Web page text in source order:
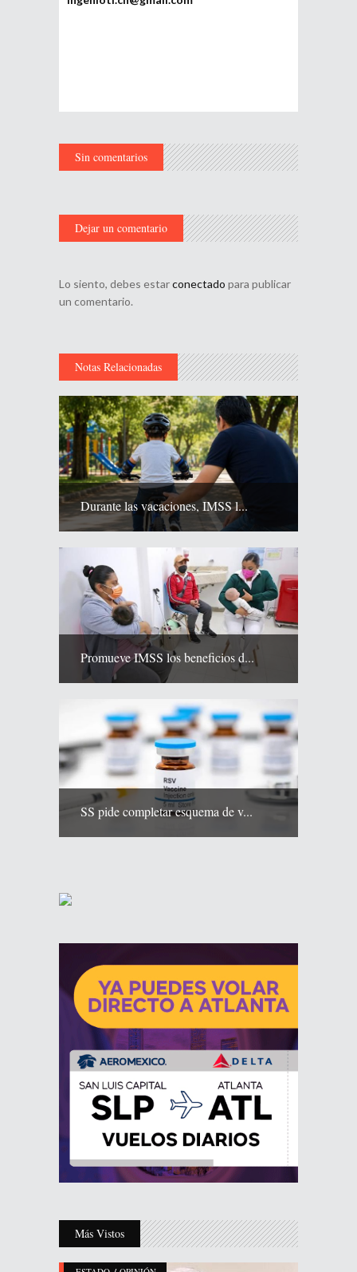
Sin comentarios
Dejar un comentario
Lo siento, debes estarconectado para publicar
un comentario.
Notas Relacionadas
Durante las vacaciones, IMSS l...
Promueve IMSS los beneficios d...
SS pide completar esquema de v...
Más Vistos